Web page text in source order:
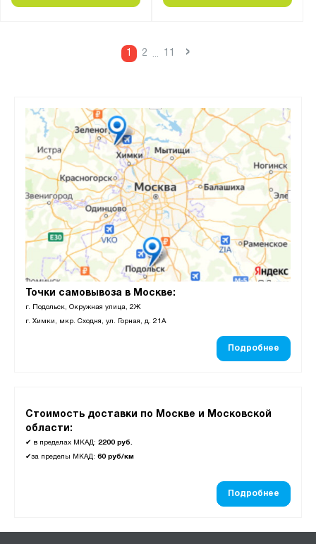
Точки самовывоза в Москве:
г. Подольск, Окружная улица, 2Ж
г. Химки, мкр. Сходня, ул. Горная, д. 21А
Подробнее
Стоимость доставки по Москве и Московской
области:
✔ в пределах МКАД: 2200 руб.
✔за пределы МКАД: 60 руб/км
Подробнее
1 2 ... ›